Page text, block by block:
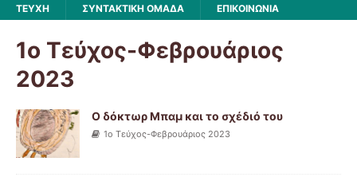
ΤΕΥΧΗ ΣΥΝΤΑΚΤΙΚΗ ΟΜΑΔΑ ΕΠΙΚΟΙΝΩΝΙΑ
1ο Τεύχος-Φεβρουάριος
2023
O δόκτωρ Μπαμ και το σχέδιό του
1ο Τεύχος-Φεβρουάριος 2023